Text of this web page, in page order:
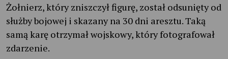
Żołnierz, który zniszczył figurę, został odsunięty od
służby bojowej i skazany na 30 dni aresztu. Taką
samą karę otrzymał wojskowy, który fotografował
zdarzenie.